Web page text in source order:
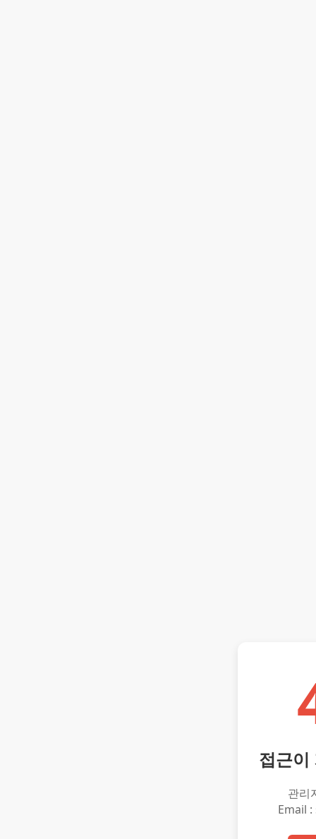
접근이
관리
Email